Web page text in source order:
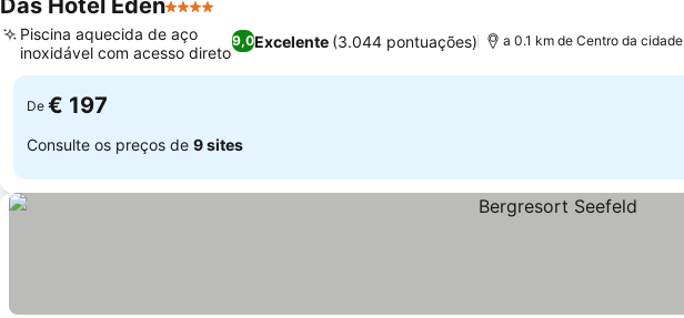
Das Hotel Eden4 Estrelas
9,0Excelente (3.044 pontuações)
Piscina aquecida de aço
inoxidável com acesso direto
a 0.1 km de Centro da cidade
De € 197
Consulte os preços de 9 sites